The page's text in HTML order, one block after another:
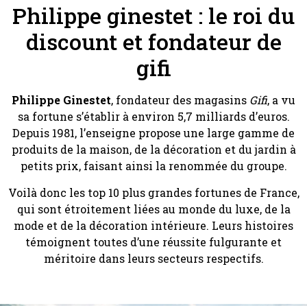
Philippe ginestet : le roi du
discount et fondateur de
gifi
Philippe Ginestet, fondateur des magasins Gifi, a vu
sa fortune s’établir à environ 5,7 milliards d’euros.
Depuis 1981, l’enseigne propose une large gamme de
produits de la maison, de la décoration et du jardin à
petits prix, faisant ainsi la renommée du groupe.
Voilà donc les top 10 plus grandes fortunes de France,
qui sont étroitement liées au monde du luxe, de la
mode et de la décoration intérieure. Leurs histoires
témoignent toutes d’une réussite fulgurante et
méritoire dans leurs secteurs respectifs.